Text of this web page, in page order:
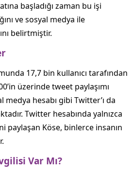
başladığı zaman bu işi
ve sosyal medya ile
belirtmiştir.
17,7 bin kullanıcı tarafından
üzerinde tweet paylaşımı
medya hesabı gibi Twitter’ı da
Twitter hesabında yalnızca
paylaşan Köse, binlerce insanın
Var Mı?